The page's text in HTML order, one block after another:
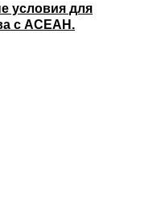
условия для
с АСЕАН.